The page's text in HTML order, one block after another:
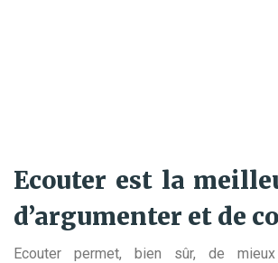
Ecouter est la
d’argumenter et de
Ecouter permet, bien sûr, de